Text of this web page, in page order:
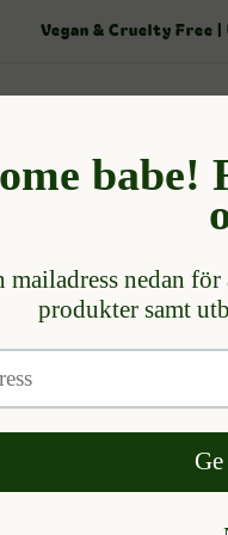
Boka din Luxury